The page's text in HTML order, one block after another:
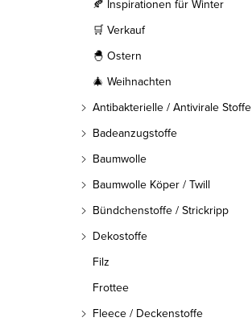
🍂 Inspirationen für Winter
🛒 Verkauf
🐣 Ostern
🎄 Weihnachten
Antibakterielle / Antivirale Stoffe
Badeanzugstoffe
Baumwolle
Baumwolle Köper / Twill
Bündchenstoffe / Strickripp
Dekostoffe
Filz
Frottee
Fleece / Deckenstoffe